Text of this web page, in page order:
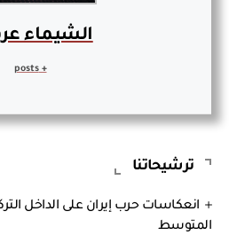
الشيماء
ترشيحاتنا
انعكاسات حرب إيران على الداخل
المتوسط